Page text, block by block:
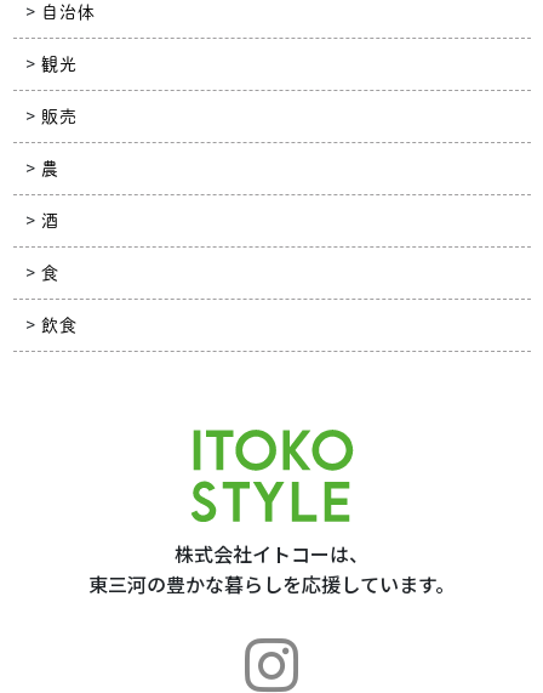
自治体
観光
販売
農
酒
食
飲食
株式会社イトコーは、
東三河の豊かな暮らしを応援しています。